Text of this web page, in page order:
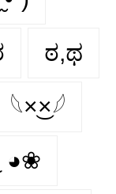
ಠ,ಥ
𓆩×͜×𓆪
◕❀